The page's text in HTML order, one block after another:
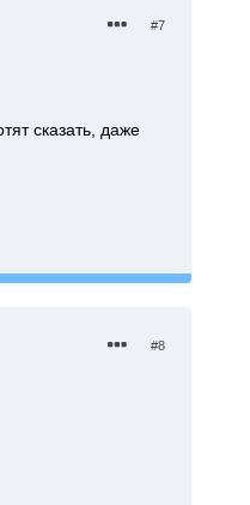
#7
сказать, даже
#8